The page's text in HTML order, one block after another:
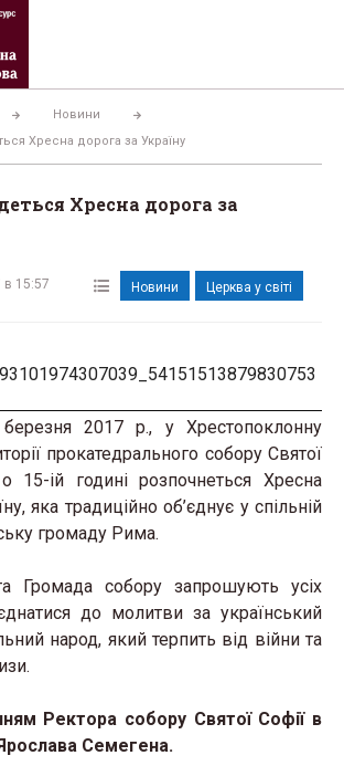
Новини
Хресна дорога за Україну
Хресна дорога за
в 15:57 Новини Церква у світі
2017 р., у Хрестопоклонну
прокатедрального собору Святої
15-ій годині розпочнеться Хресна
яка традиційно об’єднує у спільній
громаду Рима.
Громада собору запрошують усіх
до молитви за український
народ, який терпить від війни та
Ректора собору Святої Софії в
Семегена.